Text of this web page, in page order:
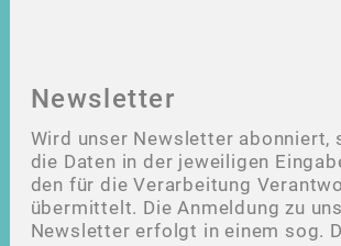
Newsletter
Wird unser Newsletter abonniert,
die Daten in der jeweiligen
den für die Verarbeitung
übermittelt. Die Anmeldung zu
Newsletter erfolgt in einem sog.